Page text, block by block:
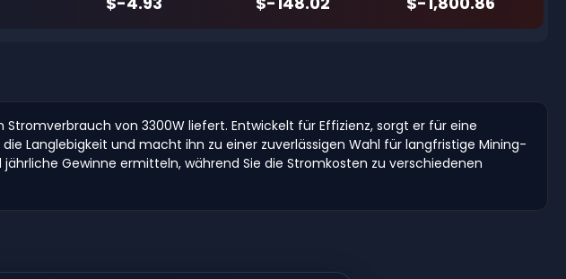
Stromverbrauch von 3300W liefert. Entwickelt für Effizienz, sorgt er für eine
Langlebigkeit und macht ihn zu einer zuverlässigen Wahl für langfristige Mining-
Gewinne ermitteln, während Sie die Stromkosten zu verschiedenen